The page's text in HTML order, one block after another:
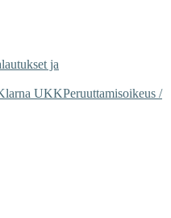
ja
UKKPeruuttamisoikeus /